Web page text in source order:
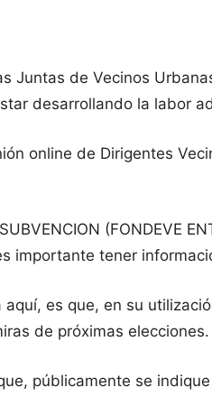
Juntas de Vecinos
desarrollando la labor
online de Dirigentes
SUBVENCION
importante tener
es que, en su
de próximas elecciones.
públicamente se